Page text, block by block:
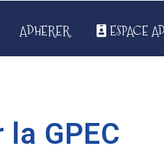
ADHERER ESPACE
GPEC